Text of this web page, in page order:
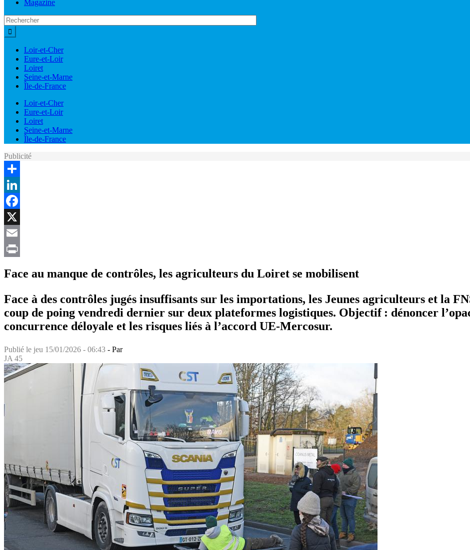
Magazine
Loir-et-Cher
Eure-et-Loir
Loiret
Seine-et-Marne
Île-de-France
Loir-et-Cher
Eure-et-Loir
Loiret
Seine-et-Marne
Île-de-France
Publicité
Share
LinkedIn
Facebook
X
Email
Face au manque de contrôles, les agriculteurs du Loiret se mobilisent
Face à des contrôles jugés insuffisants sur les importations, les Jeunes agriculteurs et la
coup de poing vendredi dernier sur deux plateformes logistiques. Objectif : dénoncer
concurrence déloyale et les risques liés à l’accord UE-Mercosur.
Publié le jeu 15/01/2026 - 06:43 - Par
JA 45